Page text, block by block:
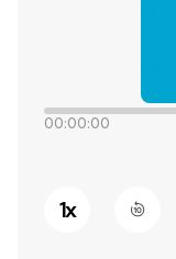
NEWSLETTER
I MIEI PREFERITI
00:00:00
1x